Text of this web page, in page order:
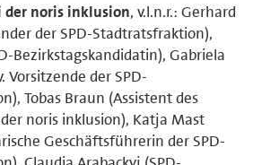
der noris inklusion, v.l.n.r.: Gerhard
der SPD-Stadtratsfraktion),
Bezirkstagskandidatin), Gabriela
Vorsitzende der SPD-
Tobas Braun (Assistent des
noris inklusion), Katja Mast
Geschäftsführerin der SPD-